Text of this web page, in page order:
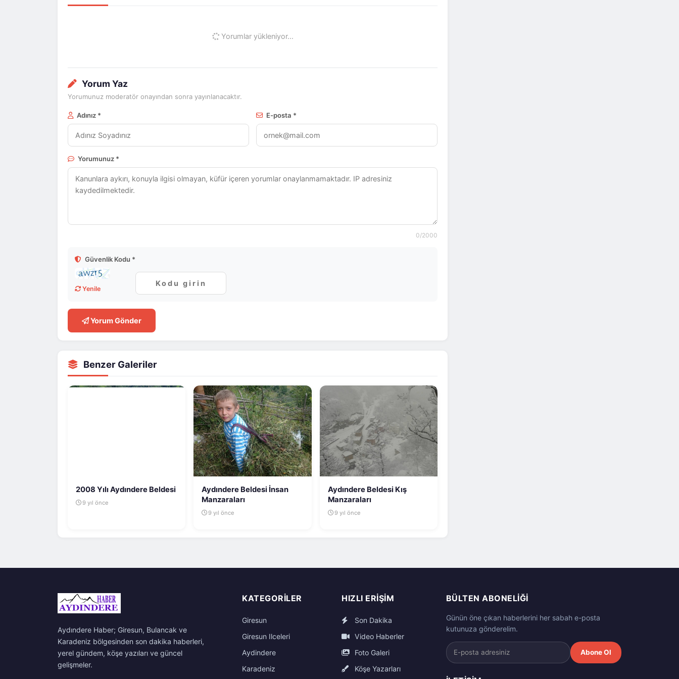
Yorumlar yükleniyor...
Yorum Yaz
Yorumunuz moderatör onayından sonra yayınlanacaktır.
Adınız * E-posta *
Yorumunuz *
0/2000
Güvenlik Kodu *
Yenile
Yorum Gönder
Benzer Galeriler
2008 Yılı Aydındere Beldesi
9 yıl önce
Aydındere Beldesi İnsan
Manzaraları
9 yıl önce
Aydındere Beldesi Kış
Manzaraları
9 yıl önce
Aydındere Haber; Giresun, Bulancak ve
Karadeniz bölgesinden son dakika haberleri,
yerel gündem, köşe yazıları ve güncel
gelişmeler.
KATEGORILER
Giresun
Giresun Ilceleri
Aydindere
Karadeniz
HIZLI ERIŞIM
Son Dakika
Video Haberler
Foto Galeri
Köşe Yazarları
BÜLTEN ABONELIĞI
Günün öne çıkan haberlerini her sabah e-posta
kutunuza gönderelim.
Abone Ol